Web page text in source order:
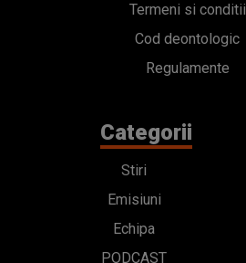
Termeni si conditii
Cod deontologic
Regulamente
Categorii
Stiri
Emisiuni
Echipa
PODCAST